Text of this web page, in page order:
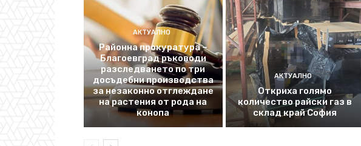
АКТУАЛНО
Районна прокуратура –
Благоевград ръководи
разследването по три
досъдебни производства
за незаконно отглеждане
на растения от рода на
конопа
АКТУАЛНО
Откриха голямо
количество райски газ в
склад край София